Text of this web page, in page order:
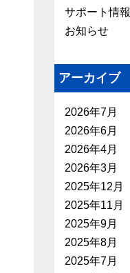
サポート情報
お知らせ
アーカイブ
2026年7月
2026年6月
2026年4月
2026年3月
2025年12月
2025年11月
2025年9月
2025年8月
2025年7月